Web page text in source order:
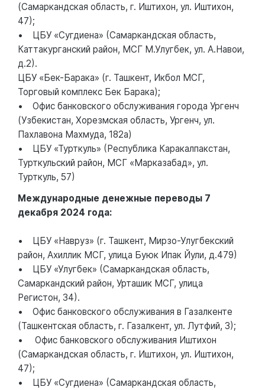
(Самаркандская область, г. Иштихон, ул. Иштихон,
47);
• ЦБУ «Сугдиена» (Самаркандская область,
Каттакурганский район, МСГ М.Улугбек, ул. А.Навои,
д.2).
ЦБУ «Бек-Барака» (г. Ташкент, Икбол МСГ,
Торговый комплекс Бек Барака);
• Офис банковского обслуживания города Ургенч
(Узбекистан, Хорезмская область, Ургенч, ул.
Пахлавона Махмуда, 182а)
• ЦБУ «Турткуль» (Республика Каракалпакстан,
Турткульский район, МСГ «Марказабад», ул.
Турткуль, 57)
Международные денежные переводы 7
декабря 2024 года:
• ЦБУ «Навруз» (г. Ташкент, Мирзо-Улугбекский
район, Ахиллик МСГ, улица Буюк Ипак Йули, д.479)
• ЦБУ «Улугбек» (Самаркандская область,
Самаркандский район, Урташик МСГ, улица
Регистон, 34).
• Офис банковского обслуживания в Газалкенте
(Ташкентская область, г. Газалкент, ул. Лутфий, 3);
• Офис банковского обслуживания Иштихон
(Самаркандская область, г. Иштихон, ул. Иштихон,
47);
• ЦБУ «Сугдиена» (Самаркандская область,